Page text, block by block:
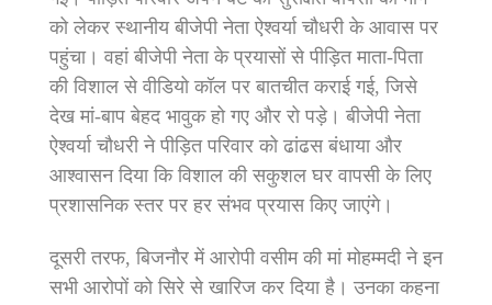
को लेकर स्थानीय बीजेपी नेता ऐश्वर्या चौधरी के आवास पर
पहुंचा। वहां बीजेपी नेता के प्रयासों से पीड़ित माता-पिता
की विशाल से वीडियो कॉल पर बातचीत कराई गई, जिसे
देख मां-बाप बेहद भावुक हो गए और रो पड़े। बीजेपी नेता
ऐश्वर्या चौधरी ने पीड़ित परिवार को ढांढस बंधाया और
आश्वासन दिया कि विशाल की सकुशल घर वापसी के लिए
प्रशासनिक स्तर पर हर संभव प्रयास किए जाएंगे।
दूसरी तरफ, बिजनौर में आरोपी वसीम की मां मोहम्मदी ने इन
सभी आरोपों को सिरे से खारिज कर दिया है। उनका कहना